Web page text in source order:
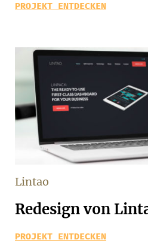
PROJEKT ENTDECKEN
Lintao
Redesign von
PROJEKT ENTDECKEN